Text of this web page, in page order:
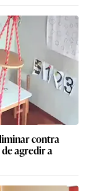
contra
agredir a